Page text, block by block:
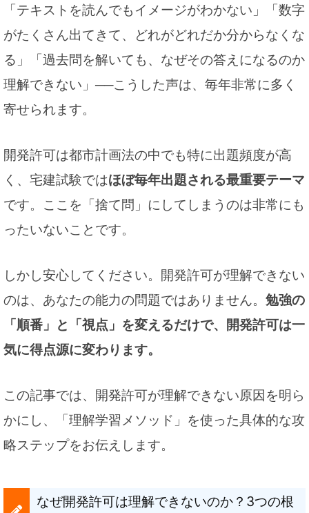
「テキストを読んでもイメージがわかない」「数字
がたくさん出てきて、どれがどれだか分からなくな
る」「過去問を解いても、なぜその答えになるのか
理解できない」──こうした声は、毎年非常に多く
寄せられます。
開発許可は都市計画法の中でも特に出題頻度が高
く、宅建試験ではほぼ毎年出題される最重要テーマ
です。ここを「捨て問」にしてしまうのは非常にも
ったいないことです。
しかし安心してください。開発許可が理解できない
のは、あなたの能力の問題ではありません。 勉強の
「順番」と「視点」を変えるだけで、開発許可は一
気に得点源に変わります。
この記事では、開発許可が理解できない原因を明ら
かにし、「理解学習メソッド」を使った具体的な攻
略ステップをお伝えします。
なぜ開発許可は理解できないのか？3つの根